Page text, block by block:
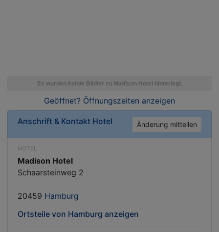
Geöffnet? Öffnungszeiten anzeigen
Anschrift & Kontakt Hotel Änderung mitteilen
HOTEL
Madison Hotel
Schaarsteinweg 2
20459 Hamburg
Ortsteile von Hamburg anzeigen